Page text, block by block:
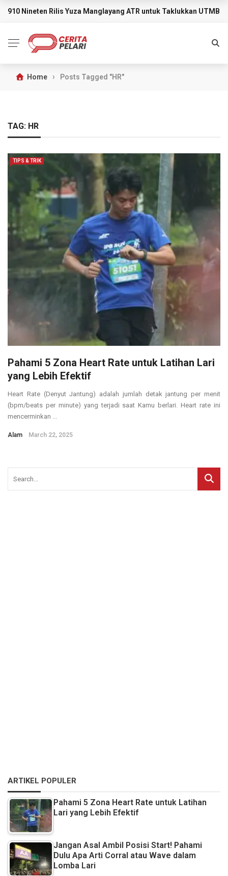
BREAKING NEWS
910 Nineten Rilis Yuza Manglayang ATR untuk Taklukkan UTMB
Home › Posts Tagged "HR"
TAG: HR
TIPS & TRIK
Pahami 5 Zona Heart Rate untuk Latihan Lari
yang Lebih Efektif
Heart Rate (Denyut Jantung) adalah jumlah detak jantung per menit
(bpm/beats per minute) yang terjadi saat Kamu berlari. Heart rate ini
mencerminkan ...
Alam March 22, 2025
ARTIKEL POPULER
Pahami 5 Zona Heart Rate untuk Latihan
Lari yang Lebih Efektif
Jangan Asal Ambil Posisi Start! Pahami
Dulu Apa Arti Corral atau Wave dalam
Lomba Lari